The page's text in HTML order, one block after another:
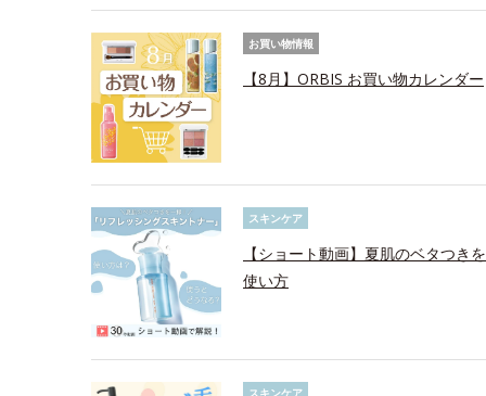
お買い物情報
【8月】ORBIS お買い物カレンダー
スキンケア
【ショート動画】夏肌のベタつき
使い方
スキンケア